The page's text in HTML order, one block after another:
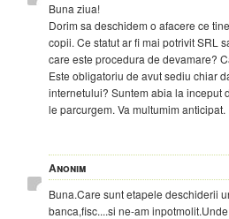
Buna ziua!
Dorim sa deschidem o afacere ce
copii. Ce statut ar fi mai potrivit SRL
care este procedura de devamare?
Este obligatoriu de avut sediu chiar
internetului? Suntem abia la inceput
le parcurgem. Va multumim anticipat.
Anonim
Buna.Care sunt etapele deschiderii
banca,fisc....si ne-am